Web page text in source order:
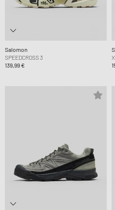
Salomon
SPEEDCROSS 3
139,99 €